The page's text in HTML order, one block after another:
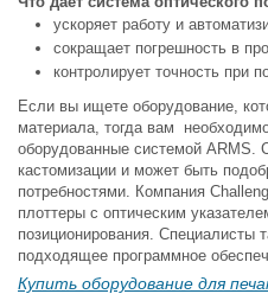
ускоряет работу и
сокращает погрешность в
контролирует точность при
Если вы ищете оборудование,
материала, тогда вам
оборудованные системой ARMS.
кастомизации и может быть
потребностями. Компания
плоттеры с оптическим
позиционирования. Специалисты
подходящее программное
Купить оборудование для